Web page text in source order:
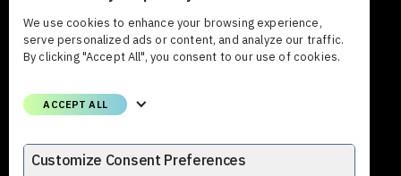
Lars Sonckin kaari 12
FI-02600 Espoo Suomi
Puhelin
+358 (0)9 8559 8000
Email
etunimi.sukunimi@profium.com
We use cookies to enhance your browsing experience,
serve personalized ads or content, and analyze our traffic.
By clicking "Accept All", you consent to our use of cookies.
ACCEPT ALL
Customize Consent Preferences